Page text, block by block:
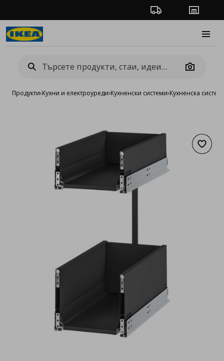
Проследяване на
Camera
Продукти›Кухни и електроуреди›Кухненски системи›Кухненска